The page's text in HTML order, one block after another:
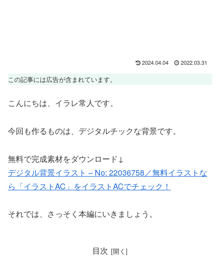
2024.04.04 2022.03.31
この記事には広告が含まれています。
こんにちは、イラレ常人です。
今回も作るものは、デジタルチックな背景です。
無料で完成素材をダウンロード↓
デジタル背景イラスト – No: 22036758／無料イラストな
ら「イラストAC」をイラストACでチェック！
それでは、さっそく本編にいきましょう。
目次